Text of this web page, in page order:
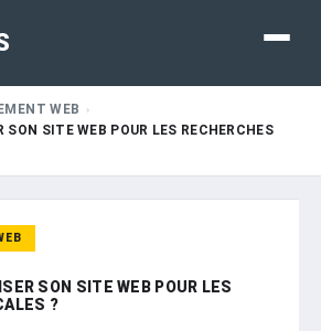
WEB
SITE WEB POUR LES RECHERCHES
SON SITE WEB POUR LES
?